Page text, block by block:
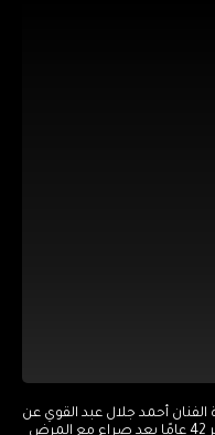
الفنان أحمد جلال عبد القوي عن